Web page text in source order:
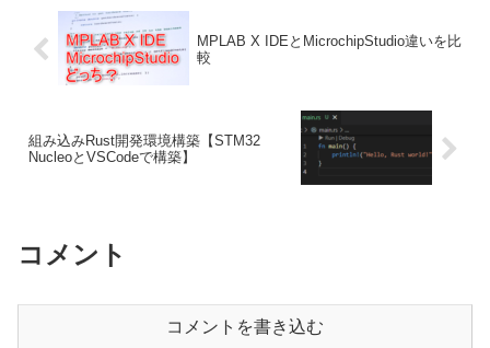
MPLAB X IDEとMicrochipStudio違いを比
較
組み込みRust開発環境構築【STM32
NucleoとVSCodeで構築】
コメント
コメントを書き込む